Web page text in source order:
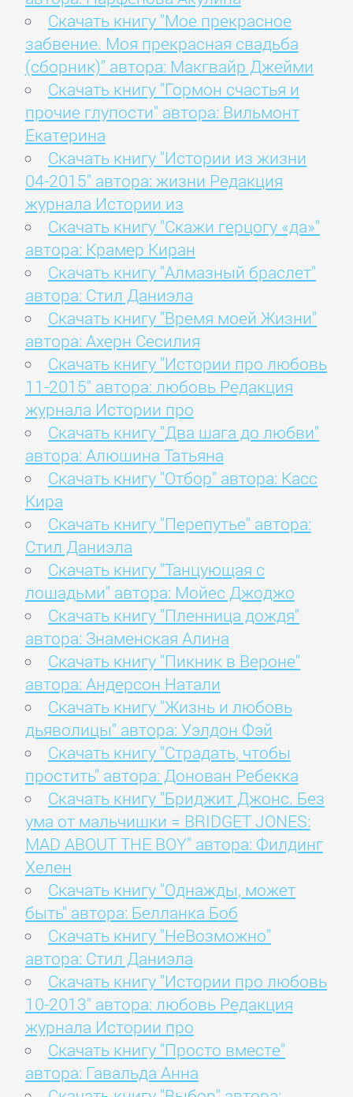
Скачать книгу "Мое прекрасное
забвение. Моя прекрасная свадьба
(сборник)" автора: Макгвайр Джейми
Скачать книгу "Гормон счастья и
прочие глупости" автора: Вильмонт
Екатерина
Скачать книгу "Истории из жизни
04-2015" автора: жизни Редакция
журнала Истории из
Скачать книгу "Скажи герцогу «да»"
автора: Крамер Киран
Скачать книгу "Алмазный браслет"
автора: Стил Даниэла
Скачать книгу "Время моей Жизни"
автора: Ахерн Сесилия
Скачать книгу "Истории про любовь
11-2015" автора: любовь Редакция
журнала Истории про
Скачать книгу "Два шага до любви"
автора: Алюшина Татьяна
Скачать книгу "Отбор" автора: Касс
Кира
Скачать книгу "Перепутье" автора:
Стил Даниэла
Скачать книгу "Танцующая с
лошадьми" автора: Мойес Джоджо
Скачать книгу "Пленница дождя"
автора: Знаменская Алина
Скачать книгу "Пикник в Вероне"
автора: Андерсон Натали
Скачать книгу "Жизнь и любовь
дьяволицы" автора: Уэлдон Фэй
Скачать книгу "Страдать, чтобы
простить" автора: Донован Ребекка
Скачать книгу "Бриджит Джонс. Без
ума от мальчишки = BRIDGET JONES:
MAD ABOUT THE BOY" автора: Филдинг
Хелен
Скачать книгу "Однажды, может
быть" автора: Белланка Боб
Скачать книгу "НеВозможно"
автора: Стил Даниэла
Скачать книгу "Истории про любовь
10-2013" автора: любовь Редакция
журнала Истории про
Скачать книгу "Просто вместе"
автора: Гавальда Анна